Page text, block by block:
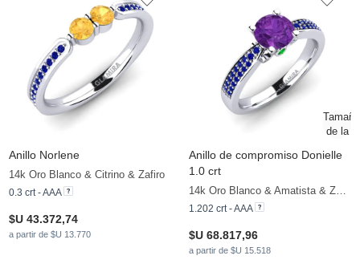
Anillo Norlene
14k Oro Blanco & Citrino & Zafiro
0.3 crt - AAA
$U 43.372,74
a partir de $U 13.770
Anillo de compromiso Donielle
1.0 crt
14k Oro Blanco & Amatista & Zafiro & Esmeralda
1.202 crt - AAA
$U 68.817,96
a partir de $U 15.518